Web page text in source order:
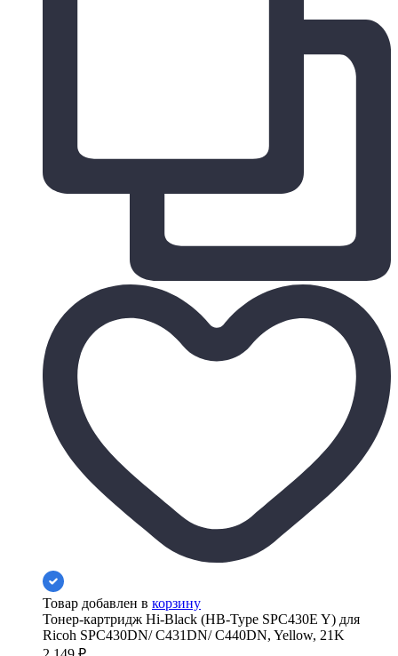
Товар добавлен в корзину
Тонер-картридж Hi-Black (HB-Type SPC430E Y) для
Ricoh SPC430DN/ C431DN/ C440DN, Yellow, 21K